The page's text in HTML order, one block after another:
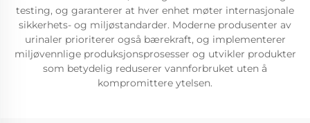
testing, og garanterer at hver enhet møter internasjonale
sikkerhets- og miljøstandarder. Moderne produsenter av
urinaler prioriterer også bærekraft, og implementerer
miljøvennlige produksjonsprosesser og utvikler produkter
som betydelig reduserer vannforbruket uten å
kompromittere ytelsen.